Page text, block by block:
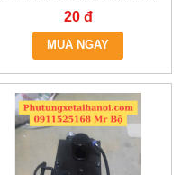
HÀ NỘI & TP.HCM
20 đ
MUA NGAY